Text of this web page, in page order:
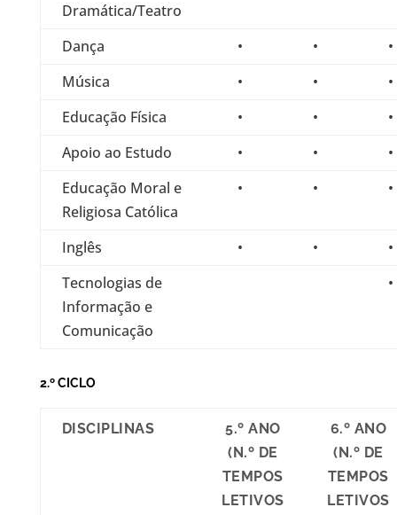
Dramática/Teatro
Dança • •
•
Música
• •
•
Educação Física
• •
•
Apoio ao Estudo
• •
•
Educação Moral e
Religiosa Católica
• • •
Inglês • •
•
Tecnologias de
Informação e
Comunicação
•
2.º CICLO
DISCIPLINAS
5.º ANO
(N.º DE
TEMPOS
LETIVOS
6.º ANO
(N.º DE
TEMPOS
LETIVOS